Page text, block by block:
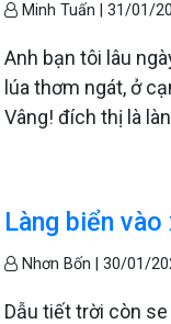
Minh Tuấn |31/01/
Anh bạn tôi lâu
lúa thơm ngát, ở
Vâng! đích thị là
Làng biển vào
Nhơn Bốn |30/01/
Dẫu tiết trời còn